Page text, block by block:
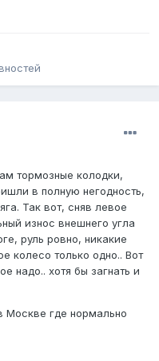
тормозные колодки,
в полную негодность,
Так вот, сняв левое
износ внешнего угла
руль ровно, никакие
колесо только одно.. Вот
надо.. хотя бы загнать и
Москве где нормально